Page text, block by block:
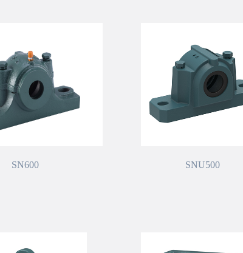
SN600 SNU500